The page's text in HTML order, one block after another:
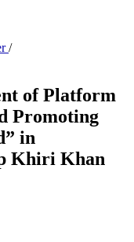
/
of Platform
Promoting
in
Khiri Khan